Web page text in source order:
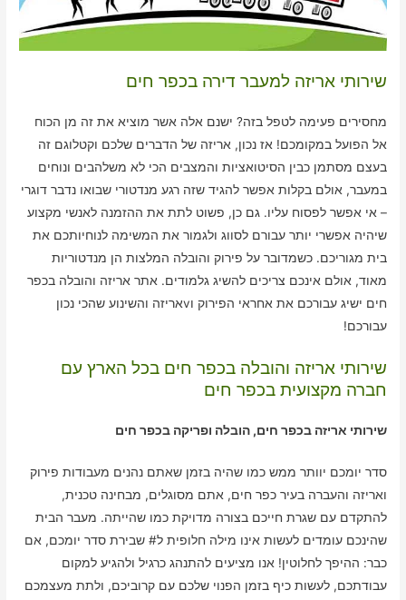
שירותי אריזה למעבר דירה בכפר חים
מחסירים פעימה לטפל בזה? ישנם אלה אשר מוציא את זה מן הכוח
אל הפועל במקומכם! אז נכון, אריזה של הדברים שלכם וקטלוגם זה
בעצם מסתמן כבין הסיטואציות והמצבים הכי לא משלהבים ונוחים
במעבר, אולם בקלות אפשר להגיד שזה רגע מנדטורי שבואו נדבר דוגרי
– אי אפשר לפסוח עליו. גם כן, פשוט לתת את ההזמנה לאנשי מקצוע
שיהיה אפשרי יותר עבורם לסווג ולגמור את המשימה לנוחיותכם את
בית מגוריכם. כשמדובר על פירוק והובלה המלצות הן מנדטוריות
מאוד, אולם אינכם צריכים להשיג גלמודים. אתר אריזה והובלה בכפר
חים ישיג עבורכם את אחראי הפירוק וvאריזה והשינוע שהכי נכון
עבורכם!
שירותי אריזה והובלה בכפר חים בכל הארץ עם
חברה מקצועית בכפר חים
שירותי אריזה בכפר חים, הובלה ופריקה בכפר חים
סדר יומכם יוותר ממש כמו שהיה בזמן שאתם נהנים מעבודות פירוק
ואריזה והעברה בעיר כפר חים, אתם מסוגלים, מבחינה טכנית,
להתקדם עם שגרת חייכם בצורה מדויקת כמו שהייתה. מעבר הבית
שהינכם עומדים לעשות אינו מילה חלופית ל# שבירת סדר יומכם, אם
כבר: ההיפך לחלוטין! אנו מציעים להתנהג כרגיל ולהגיע למקום
עבודתכם, לעשות כיף בזמן הפנוי שלכם עם קרוביכם, ולתת מעצמכם